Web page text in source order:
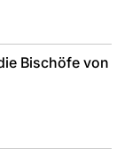
Bischöfe von